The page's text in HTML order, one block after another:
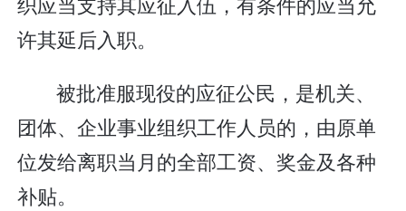
许其延后入职。
被批准服现役的应征公民，是机关、
团体、企业事业组织工作人员的，由原单
位发给离职当月的全部工资、奖金及各种
补贴。